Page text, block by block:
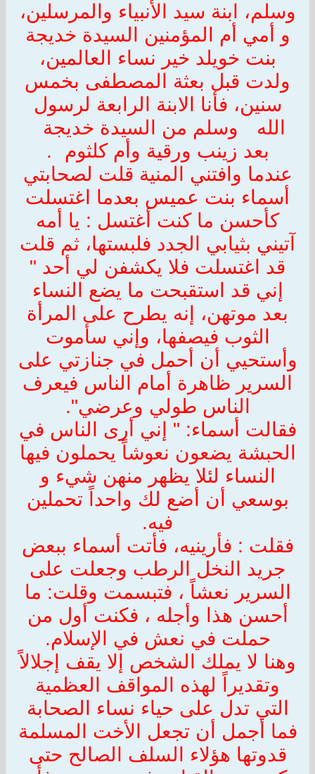
وسلم، ابنة سيد الأنبياء والمرسلين،
و أمي أم المؤمنين السيدة خديجة
بنت خويلد خير نساء العالمين،
ولدت قبل بعثة المصطفى بخمس
سنين، فأنا الابنة الرابعة لرسول
الله
وسلم من السيدة خديجة
بعد زينب ورقية وأم كلثوم
.
عندما وافتني المنية قلت لصحابتي
أسماء بنت عميس بعدما اغتسلت
كأحسن ما كنت أغتسل : يا أمه
آتيني بثيابي الجدد فلبستها، ثم قلت
قد اغتسلت فلا يكشفن لي أحد "
إني قد استقبحت ما يضع النساء
بعد موتهن، إنه يطرح على المرأة
الثوب فيصفها، وإني سأموت
وأستحيي أن أحمل في جنازتي على
السرير ظاهرة أمام الناس فيعرف
الناس طولي وعرضي".
فقالت أسماء: " إني أرى الناس في
الحبشة يضعون نعوشاً يحملون فيها
النساء لئلا يظهر منهن شيء و
بوسعي أن أضع لك واحداً تحملين
فيه.
فقلت : فأرينيه، فأتت أسماء ببعض
جريد النخل الرطب وجعلت على
السرير نعشاً ، فتبسمت وقلت: ما
أحسن هذا وأجله ، فكنت أول من
حملت في نعش في الإسلام.
وهنا لا يملك الشخص إلا يقف إجلالاً
وتقديراً لهذه المواقف العظمية
التي تدل على حياء نساء الصحابة
فما أجمل أن تجعل الأخت المسلمة
قدوتها هؤلاء السلف الصالح حتى